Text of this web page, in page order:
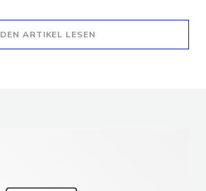
DEN ARTIKEL LESEN